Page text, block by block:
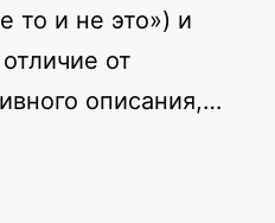
то и не это») и
от
описания,…